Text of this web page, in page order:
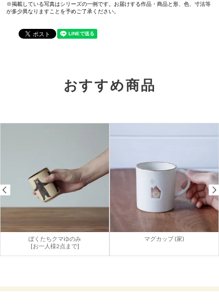
※掲載している写真はシリーズの一例です。お届けする作品・商品と形、色、寸法等
が多少異なりますことを予めご了承ください。
おすすめ商品
ぼくたちクマゆのみ
[お一人様2点まで]
マグカップ (家)